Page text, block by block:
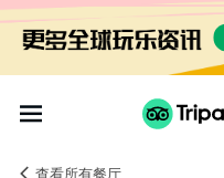
查看所有餐厅